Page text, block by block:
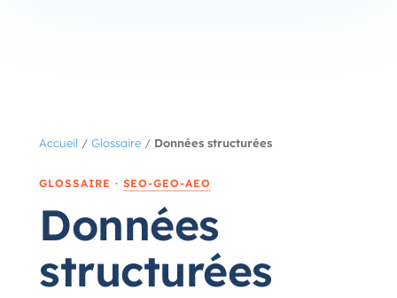
Accueil / Glossaire / Données structurées
GLOSSAIRE · SEO-GEO-AEO
Données
structurées